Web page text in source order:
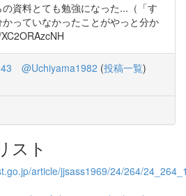
資料とても勉強になった...（「す
っていなかったことがやっと分か
@Uchiyama1982 (投稿一覧)
スト
article/jjsass1969/24/264/